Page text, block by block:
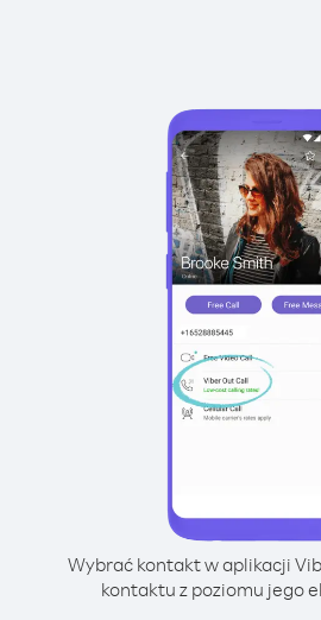
Wybrać kontakt w aplikacji
kontaktu z poziomu jego